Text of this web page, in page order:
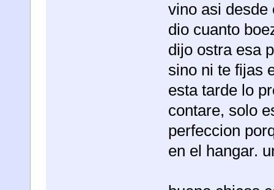
vino asi desde
dio cuanto
dijo ostra esa
sino ni te fijas
esta tarde lo
contare, solo
perfeccion
en el hangar.